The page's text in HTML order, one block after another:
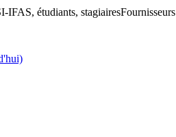
IFAS, étudiants, stagiairesFournisseurs